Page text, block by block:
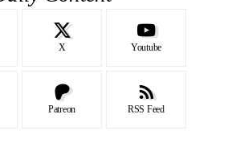
X Youtube
Patreon RSS Feed